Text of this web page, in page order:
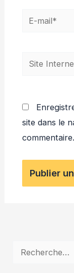
E-
Site
site dans le
commentaire.